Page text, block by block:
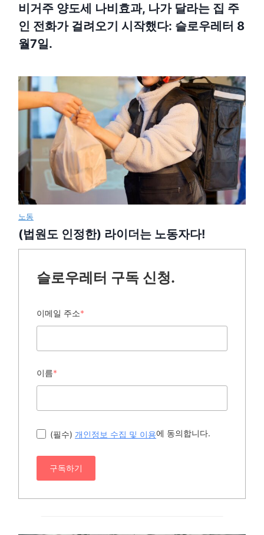
비거주 양도세 나비효과, 나가 달라는 집 주
인 전화가 걸려오기 시작했다: 슬로우레터 8
월7일.
노동
(법원도 인정한) 라이더는 노동자다!
슬로우레터 구독 신청.
이메일 주소*
이름*
(필수) 개인정보 수집 및 이용에 동의합니다.
구독하기